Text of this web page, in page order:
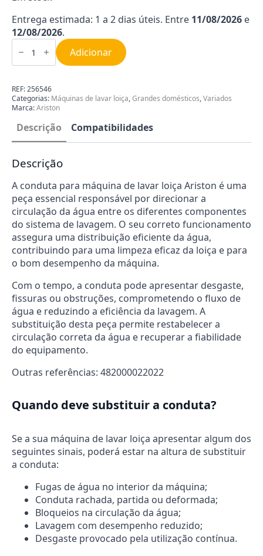
Entrega estimada: 1 a 2 dias úteis. Entre 11/08/2026 e
12/08/2026.
Quantidade
de
para
de
Lavar
Loiça
Ariston
C00256546
Adicionar
REF:256546
Categorias: Máquinas de lavar loiça,Grandes domésticos,Variados
Marca:Ariston
Descrição Compatibilidades
Descrição
A conduta para máquina de lavar loiça Ariston é uma
peça essencial responsável por direcionar a
circulação da água entre os diferentes componentes
do sistema de lavagem. O seu correto funcionamento
assegura uma distribuição eficiente da água,
contribuindo para uma limpeza eficaz da loiça e para
o bom desempenho da máquina.
Com o tempo, a conduta pode apresentar desgaste,
fissuras ou obstruções, comprometendo o fluxo de
água e reduzindo a eficiência da lavagem. A
substituição desta peça permite restabelecer a
circulação correta da água e recuperar a fiabilidade
do equipamento.
Outras referências: 482000022022
Quando deve substituir a conduta?
Se a sua máquina de lavar loiça apresentar algum dos
seguintes sinais, poderá estar na altura de substituir
a conduta:
Fugas de água no interior da máquina;
Conduta rachada, partida ou deformada;
Bloqueios na circulação da água;
Lavagem com desempenho reduzido;
Desgaste provocado pela utilização contínua.